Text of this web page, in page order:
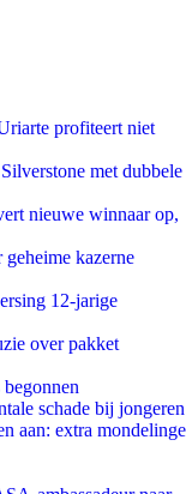
profiteert niet
met dubbele
nieuwe winnaar op,
kazerne
12-jarige
over pakket
schade bij jongeren
aan: extra mondelinge